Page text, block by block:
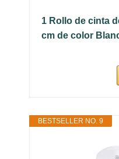
1 Rollo de cinta
cm de color
BESTSELLER NO. 9